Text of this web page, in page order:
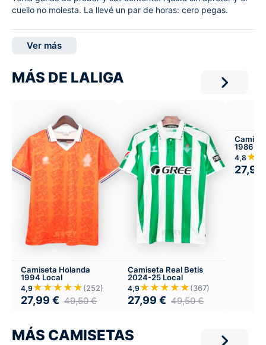
cuello no molesta. La llevé un par de horas: cero pegas.
Ver más
MÁS DE LALIGA
Camiseta Holanda
1994 Local
4,9 ★★★★★(252)
27,99 € 49,50€
Camiseta Real Betis
2024-25 Local
4,9 ★★★★★(367)
27,99 € 49,50€
1986
4,8
27,99
MÁS CAMISETAS